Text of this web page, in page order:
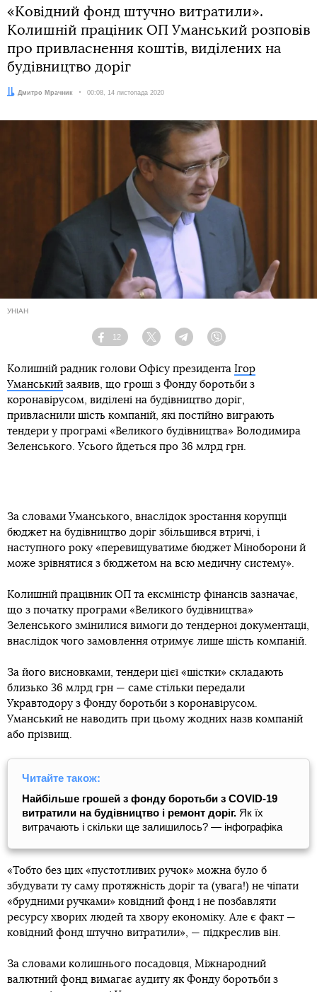
«Ковідний фонд штучно витратили».
Колишній праціник ОП Уманський розповів
про привласнення коштів, виділених на
будівництво доріг
Автор:
Дмитро Мрачник Дата:
00:08, 14 листопада 2020
УНІАН
Facebook
12
Twitter TelegramViber
Колишній радник голови Офісу президента Ігор
Уманський заявив, що гроші з Фонду боротьби з
коронавірусом, виділені на будівництво доріг,
привласнили шість компаній, які постійно виграють
тендери у програмі «Великого будівництва» Володимира
Зеленського. Усього йдеться про 36 млрд грн.
За словами Уманського, внаслідок зростання корупції
бюджет на будівництво доріг збільшився втричі, і
наступного року «перевищуватиме бюджет Міноборони й
може зрівнятися з бюджетом на всю медичну систему».
Колишній працівник ОП та ексміністр фінансів зазначає,
що з початку програми «Великого будівництва»
Зеленського змінилися вимоги до тендерної документації,
внаслідок чого замовлення отримує лише шість компаній.
За його висновками, тендери цієї «шістки» складають
близько 36 млрд грн — саме стільки передали
Укравтодору з Фонду боротьби з коронавірусом.
Уманський не наводить при цьому жодних назв компаній
або прізвищ.
Читайте також:
Найбільше грошей з фонду боротьби з COVID-19
витратили на будівництво і ремонт доріг. Як їх
витрачають і скільки ще залишилось? — інфографіка
«Тобто без цих «пустотливих ручок» можна було б
збудувати ту саму протяжність доріг та (увага!) не чіпати
«брудними ручками» ковідний фонд і не позбавляти
ресурсу хворих людей та хвору економіку. Але є факт —
ковідний фонд штучно витратили», — підкреслив він.
За словами колишнього посадовця, Міжнародний
валютний фонд вимагає аудиту як Фонду боротьби з